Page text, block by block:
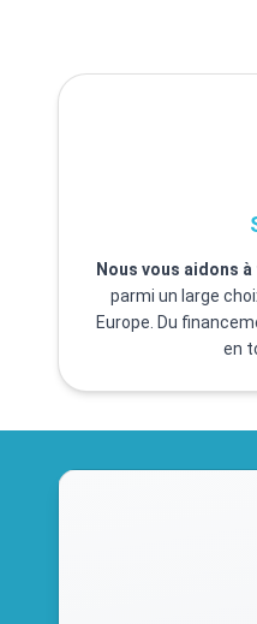
Nous vous aidons
parmi un large
Europe. Du
en